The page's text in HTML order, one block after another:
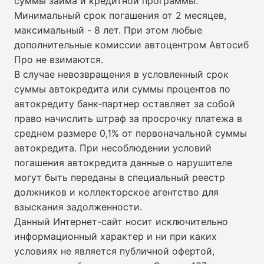
Минимальный срок погашения от 2 месяцев,
максимальный - 8 лет. При этом любые
дополнительные комиссии автоцентром Автосиб
Про не взимаются.
В случае невозвращения в условленный срок
суммы автокредита или суммы процентов по
автокредиту банк-партнер оставляет за собой
право начислить штраф за просрочку платежа в
среднем размере 0,1% от первоначальной суммы
автокредита. При несоблюдении условий
погашения автокредита данные о нарушителе
могут быть переданы в специальный реестр
должников и коллекторское агентство для
взыскания задолженности.
Данный Интернет-сайт носит исключительно
информационный характер и ни при каких
условиях не является публичной офертой,